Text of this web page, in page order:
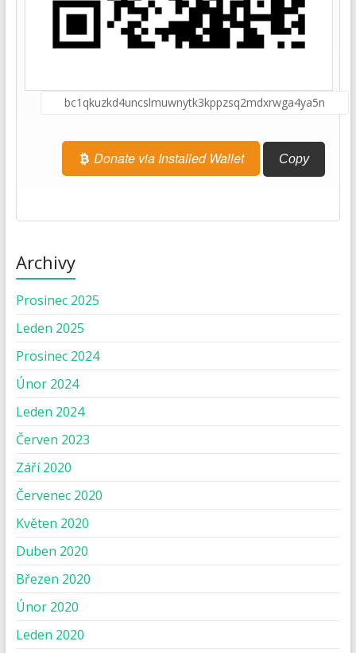
Donate via Installed Wallet Copy
Archivy
Prosinec 2025
Leden 2025
Prosinec 2024
Únor 2024
Leden 2024
Červen 2023
Září 2020
Červenec 2020
Květen 2020
Duben 2020
Březen 2020
Únor 2020
Leden 2020